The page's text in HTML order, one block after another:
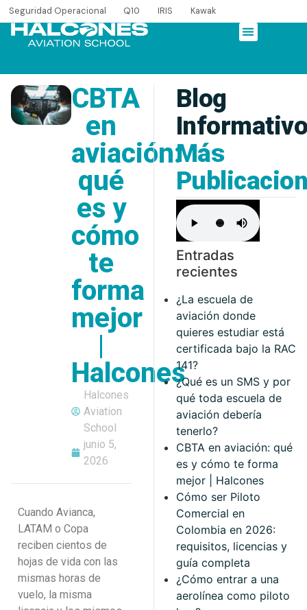
Seguridad Operacional Q10 IRIS Kawak
CBTA
en
aviación:
qué
es y
cómo
te
forma
mejor
|
Halcones
Halcones
Aviation
School
junio 5,
2026
Cuando Avianca,
LATAM o Copa
reciben cientos de
hojas de vida con las
mismas horas de
vuelo, la misma
Blog
Más
Entradas
recientes
¿La escuela de
aviación donde
quieres estudiar está
certificada bajo la RAC
141?
¿Qué es un SMS y por
qué toda escuela de
aviación debería
tenerlo?
CBTA en aviación: qué
es y cómo te forma
mejor | Halcones
Cómo ser Piloto
Comercial en
Colombia en 2026:
requisitos, licencias y
guía completa
¿Cómo entrar a una
aerolínea como piloto